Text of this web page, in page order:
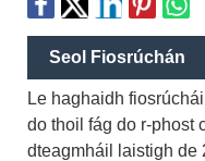
Seol Fiosrúchán
Le haghaidh
do thoil fág do r-phost
dteagmháil laistigh de